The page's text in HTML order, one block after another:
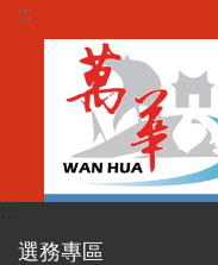
跳到主要內容區塊
:::
選務專區